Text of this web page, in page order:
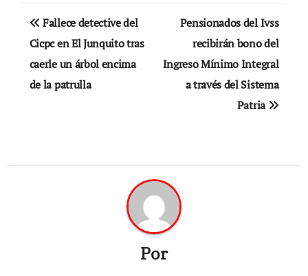
Navegación
de
entradas
Fallece detective del
Cicpc en El Junquito tras
caerle un árbol encima
de la patrulla
Pensionados del Ivss
recibirán bono del
Ingreso Mínimo Integral
a través del Sistema
Patria
Por